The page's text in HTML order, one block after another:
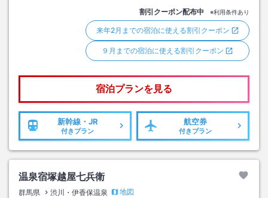
割引クーポン配布中 ※利用条件あり
来年2月までの宿泊に使える割引クーポン
９月までの宿泊に使える割引クーポン
宿泊プランを見る
新幹線・JR
付きプラン
航空券
付きプラン
温泉宿塚越屋七兵衛
群馬県 渋川・伊香保温泉
地図